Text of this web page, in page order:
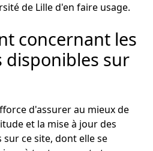
de Lille d'en faire usage.
concernant les
sur
d'assurer au mieux de
et la mise à jour des
ce site, dont elle se